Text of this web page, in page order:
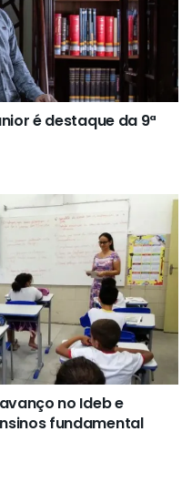
é destaque da 9ª
no Ideb e
fundamental